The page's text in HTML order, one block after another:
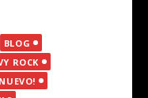
BLOG
ROCK